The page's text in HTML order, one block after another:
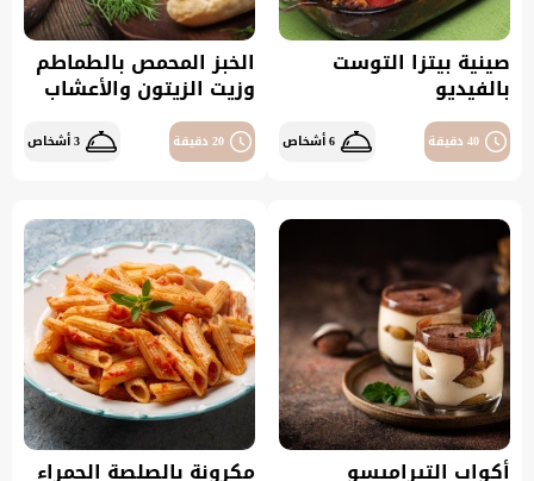
صينية بيتزا التوست
بالفيديو
40 دقيقة 6 أشخاص
الخبز المحمص بالطماطم
وزيت الزيتون والأعشاب
20 دقيقة 3 أشخاص
أكواب التيراميسو مكرونة بالصلصة الحمراء